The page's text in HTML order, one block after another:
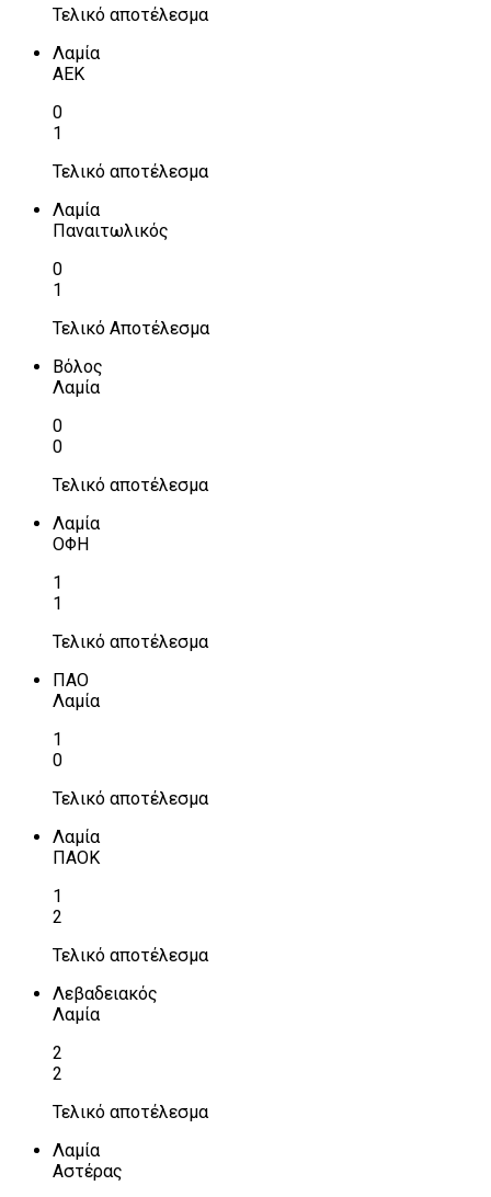
Τελικό αποτέλεσμα
Λαμία
ΑΕΚ
0
1
Τελικό αποτέλεσμα
Λαμία
Παναιτωλικός
0
1
Τελικό Αποτέλεσμα
Βόλος
Λαμία
0
0
Τελικό αποτέλεσμα
Λαμία
ΟΦΗ
1
1
Τελικό αποτέλεσμα
ΠΑΟ
Λαμία
1
0
Τελικό αποτέλεσμα
Λαμία
ΠΑΟΚ
1
2
Τελικό αποτέλεσμα
Λεβαδειακός
Λαμία
2
2
Τελικό αποτέλεσμα
Λαμία
Αστέρας